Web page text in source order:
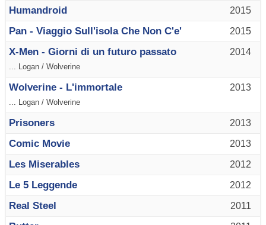
2015
Humandroid
2015
Pan - Viaggio Sull'isola Che Non C'e'
2014
X-Men - Giorni di un futuro passato
... Logan / Wolverine
2013
Wolverine - L'immortale
... Logan / Wolverine
2013
Prisoners
2013
Comic Movie
2012
Les Miserables
2012
Le 5 Leggende
2011
Real Steel